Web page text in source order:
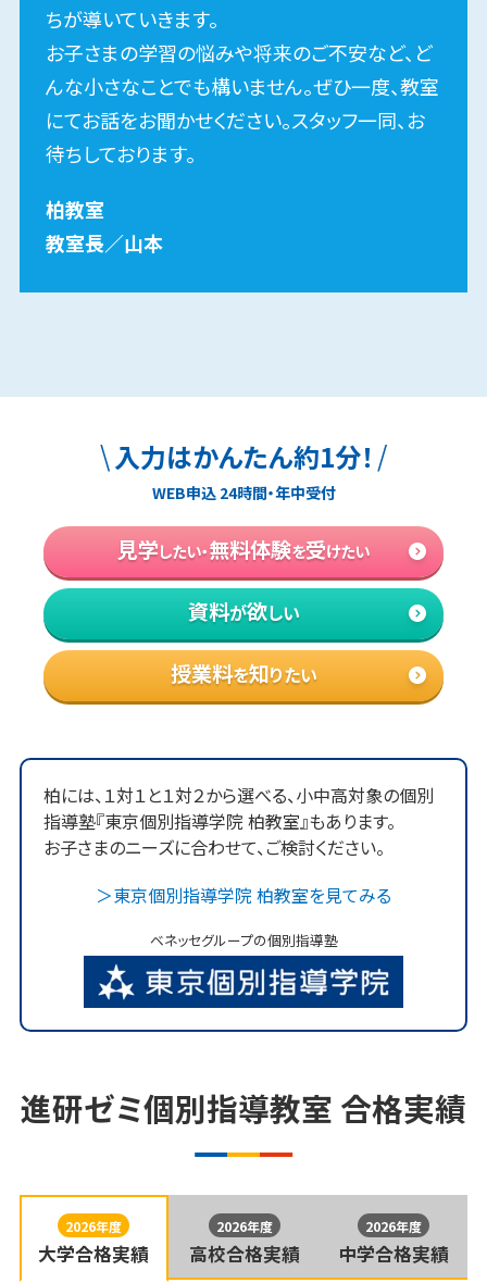
特長
03学習の悩みや不安を解消し、
受験勉強の遅れを防ぐ
個別コーチング
特任コーチが学習進捗を確認。状況・進捗に応
じて学び方や学習方法の見直しを提案し、効率
します。
集中でき学習時間を増やせる
授業がある日以外でも自由に使える自習
席を用意。ともに学ぶ生徒の姿に刺激を
受けながら、ご自宅以上に集中できます。
自習席は、教室によって使用状況（条件）や有無が異な
ちが導いていきます。
お子さまの学習の悩みや将来のご不安など、ど
んな小さなことでも構いません。ぜひ一度、教室
にてお話をお聞かせください。スタッフ一同、お
待ちしております。
柏​教室
教室長／山本
\ 入力はかんたん約1分！ /
WEB申込 24時間・年中受付
見学したい・無料体験を受けたい
資料が欲しい
授業料を知りたい
柏には、１対１と１対２から選べる、小中高対象の個別
指導塾『東京個別指導学院 柏教室』もあります。
お子さまのニーズに合わせて、ご検討ください。
＞東京個別指導学院 柏教室を見てみる
ベネッセグループの個別指導塾
進研ゼミ個別指導教室 合格実績
2026年度
大学合格実績
2026年度
高校合格実績
2026年度
中学合格実績